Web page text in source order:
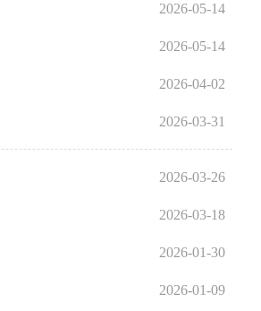
2026-05-14
2026-05-14
2026-04-02
2026-03-31
2026-03-26
2026-03-18
2026-01-30
2026-01-09